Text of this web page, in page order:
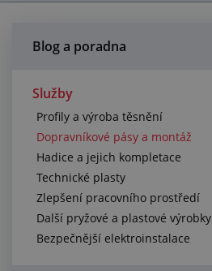
Dopravníkové pásy a montáž
Zlepšení pracovního prostředí
Další pryžové a plastové výrobky
Centrum poptávek
Blog a poradna
Služby
Profily a výroba těsnění
Dopravníkové pásy a montáž
Hadice a jejich kompletace
Technické plasty
Zlepšení pracovního prostředí
Další pryžové a plastové výrobky
Bezpečnější elektroinstalace